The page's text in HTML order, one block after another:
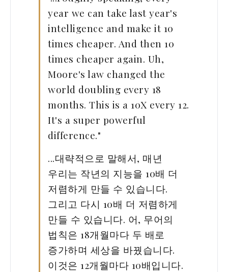
year we can take last year's
intelligence and make it 10
times cheaper. And then 10
times cheaper again. Uh,
Moore's law changed the
world doubling every 18
months. This is a 10X every 12.
It's a super powerful
difference."
...대략적으로 말해서, 매년
우리는 작년의 지능을 10배 더
저렴하게 만들 수 있습니다.
그리고 다시 10배 더 저렴하게
만들 수 있습니다. 어, 무어의
법칙은 18개월마다 두 배로
증가하며 세상을 바꿨습니다.
이것은 12개월마다 10배입니다.